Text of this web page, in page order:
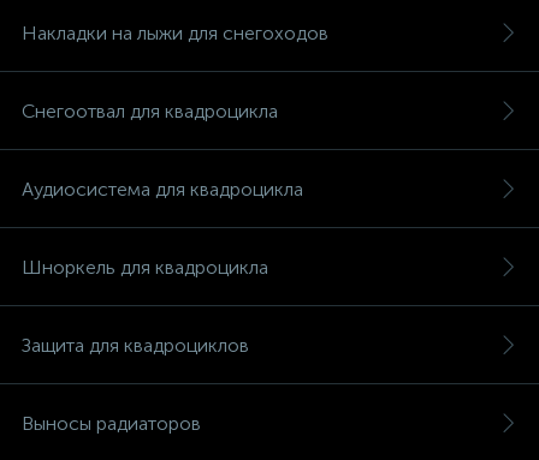
Накладки на лыжи для снегоходов
Снегоотвал для квадроцикла
Аудиосистема для квадроцикла
Шноркель для квадроцикла
Защита для квадроциклов
Выносы радиаторов